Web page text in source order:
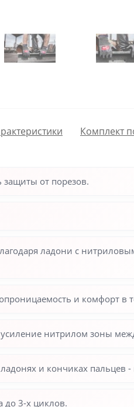
Комплект
от порезов.
ладони с
и комфорт в
нитрилом зоны
ладонях и кончиках
до 3-х циклов.